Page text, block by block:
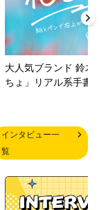
大人気ブランド 鈴木
ちょ」リアル系手書
インタビュー一
覧